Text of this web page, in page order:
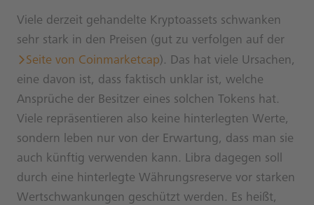
Viele derzeit gehandelte Kryptoassets schwanken
sehr stark in den Preisen (gut zu verfolgen auf der
Seite von Coinmarketcap). Das hat viele Ursachen,
eine davon ist, dass faktisch unklar ist, welche
Ansprüche der Besitzer eines solchen Tokens hat.
Viele repräsentieren also keine hinterlegten Werte,
sondern leben nur von der Erwartung, dass man sie
auch künftig verwenden kann. Libra dagegen soll
durch eine hinterlegte Währungsreserve vor starken
Wertschwankungen geschützt werden. Es heißt,